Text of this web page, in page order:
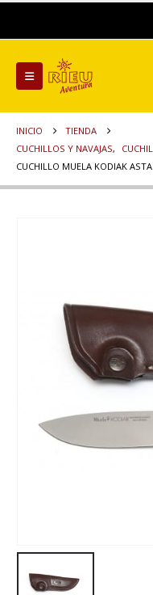
INICIO
TIENDA
CUCHILLOS Y NAVAJAS,
CUCHILLO MUELA KODIAK ASTA